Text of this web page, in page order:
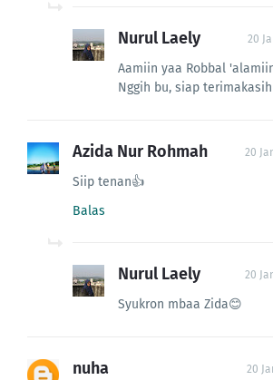
Nurul Laely 20
Aamiin yaa Robbal
Nggih bu, siap
Azida Nur Rohmah 20
Siip tenan👍
Balas
Nurul Laely 20
Syukron mbaa Zida😊
nuha 20